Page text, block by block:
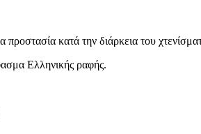
προστασία κατά την διάρκεια του
Ελληνικής ραφής.